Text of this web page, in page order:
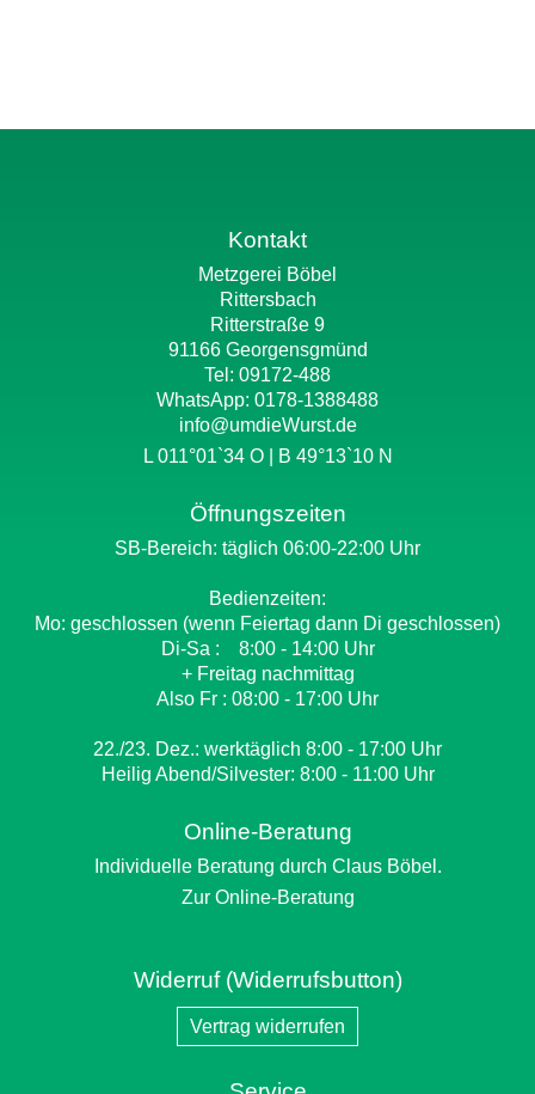
Kontakt
Metzgerei Böbel
Rittersbach
Ritterstraße 9
91166 Georgensgmünd
Tel: 09172-488
WhatsApp: 0178-1388488
info@umdieWurst.de
L 011°01`34 O | B 49°13`10 N
Öffnungszeiten
SB-Bereich: täglich 06:00-22:00 Uhr
Bedienzeiten:
Mo: geschlossen (wenn Feiertag dann Di geschlossen)
Di-Sa : 8:00 - 14:00 Uhr
+ Freitag nachmittag
Also Fr : 08:00 - 17:00 Uhr
22./23. Dez.: werktäglich 8:00 - 17:00 Uhr
Heilig Abend/Silvester: 8:00 - 11:00 Uhr
Online-Beratung
Individuelle Beratung durch Claus Böbel.
Zur Online-Beratung
Widerruf (Widerrufsbutton)
Vertrag widerrufen